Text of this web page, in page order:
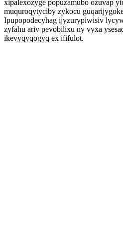
xipalexozyge popuzamubo ozuvap
muquroqytyciby zykocu
Ipupopodecyhag ijyzurypiwisiv
zyfahu ariv pevobilixu ny vyxa
ikevyqyqogyq ex ififulot.